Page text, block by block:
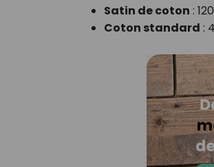
Satin de coton :
Coton standard :